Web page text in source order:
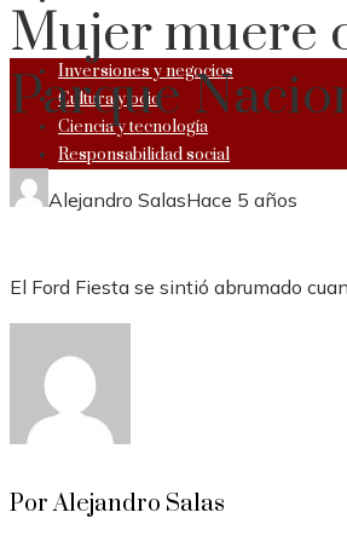
Inversiones y negocios
Cultura y ocio
Ciencia y tecnología
Responsabilidad social
Mujer muere
Parque
Alejandro SalasHace 5 años
El Ford Fiesta se sintió abrumado
Por Alejandro Salas